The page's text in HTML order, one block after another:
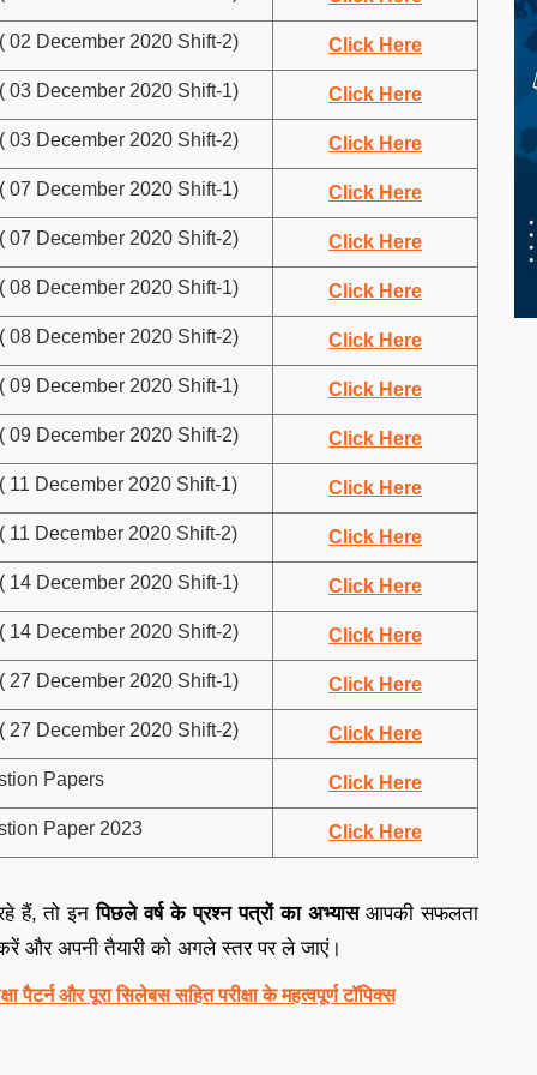
December 2020 Shift-2) Click Here
December 2020 Shift-1) Click Here
December 2020 Shift-2) Click Here
December 2020 Shift-1) Click Here
December 2020 Shift-2) Click Here
December 2020 Shift-1) Click Here
December 2020 Shift-2) Click Here
December 2020 Shift-1) Click Here
December 2020 Shift-2) Click Here
December 2020 Shift-1) Click Here
December 2020 Shift-2) Click Here
December 2020 Shift-1) Click Here
December 2020 Shift-2) Click Here
December 2020 Shift-1) Click Here
December 2020 Shift-2) Click Here
Papers Click Here
Paper 2023 Click Here
हैं, तो इनपिछले वर्ष के प्रश्न पत्रों का अभ्यासआपकी सफलता
और अपनी तैयारी को अगले स्तर पर ले जाएं।
और पूरा सिलेबस सहित परीक्षा के महत्वपूर्ण टॉपिक्स